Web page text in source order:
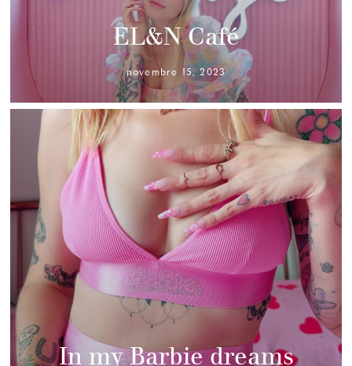
EL&N Café
novembre 15, 2023
In my Barbie dreams